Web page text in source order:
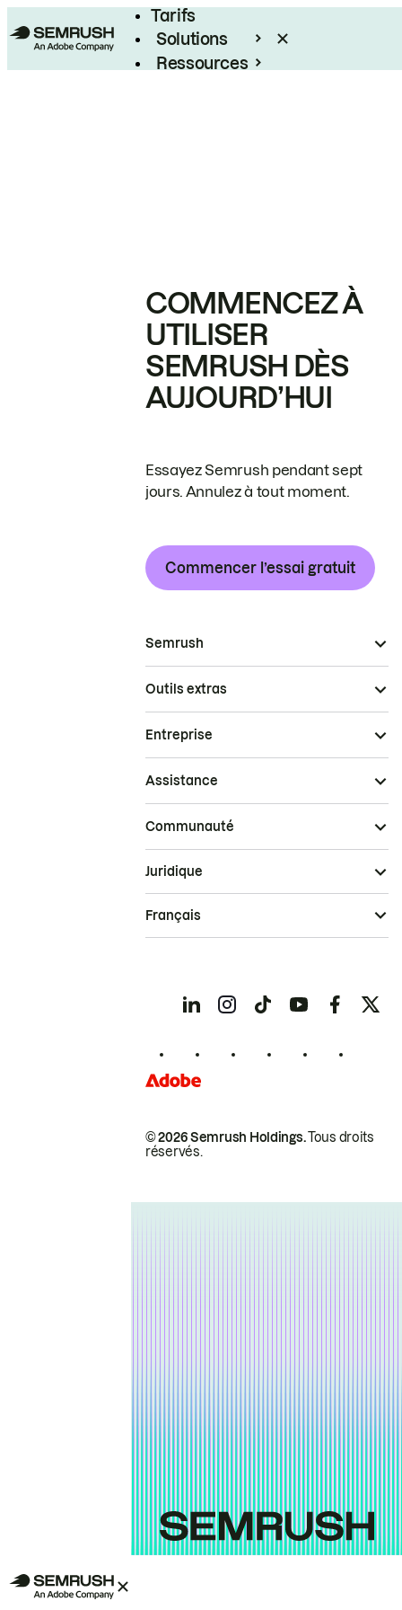
Tarifs
Solutions
Ressources
COMMENCEZ À
UTILISER
SEMRUSH DÈS
AUJOURD’HUI
Essayez Semrush pendant sept
jours. Annulez à tout moment.
Commencer l’essai gratuit
Semrush
Outils extras
Entreprise
Assistance
Communauté
© 2026 Semrush Holdings.Tous droits
réservés.
Juridique
Français